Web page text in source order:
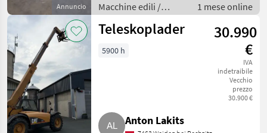
Annuncio
Macchine edili /
Caricatori telescopici
1 mese online
Teleskoplader
30.990
€
IVA
indetraibile
Vecchio
prezzo
30.900 €
5900 h
Anton Lakits